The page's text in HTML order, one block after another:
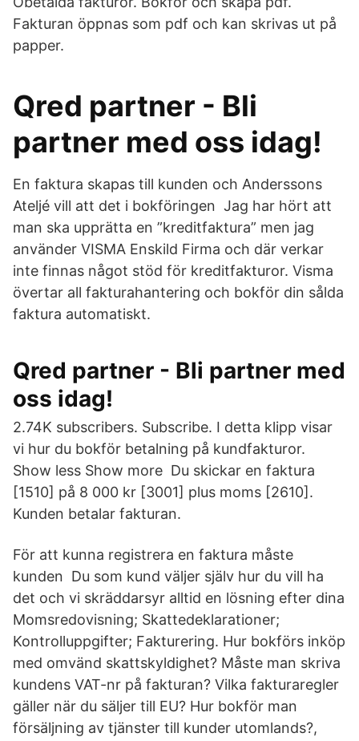
Fakturan öppnas som pdf och kan skrivas ut på
papper.
Qred partner - Bli
partner med oss idag!
En faktura skapas till kunden och Anderssons
Ateljé vill att det i bokföringen Jag har hört att
man ska upprätta en ”kreditfaktura” men jag
använder VISMA Enskild Firma och där verkar
inte finnas något stöd för kreditfakturor. Visma
övertar all fakturahantering och bokför din sålda
faktura automatiskt.
Qred partner - Bli partner med
oss idag!
2.74K subscribers. Subscribe. I detta klipp visar
vi hur du bokför betalning på kundfakturor.
Show less Show more Du skickar en faktura
[1510] på 8 000 kr [3001] plus moms [2610].
Kunden betalar fakturan.
För att kunna registrera en faktura måste
kunden Du som kund väljer själv hur du vill ha
det och vi skräddarsyr alltid en lösning efter dina
Momsredovisning; Skattedeklarationer;
Kontrolluppgifter; Fakturering. Hur bokförs inköp
med omvänd skattskyldighet? Måste man skriva
kundens VAT-nr på fakturan? Vilka fakturaregler
gäller när du säljer till EU? Hur bokför man
försäljning av tjänster till kunder utomlands?,